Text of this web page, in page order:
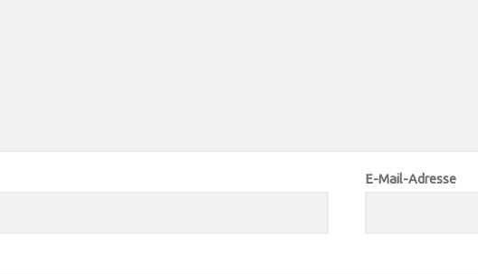
E-Mail-Adresse